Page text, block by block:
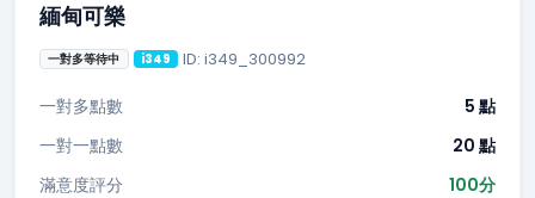
緬甸可樂
一對多等待中 i349 ID: i349_300992
一對多點數
5 點
一對一點數
20 點
滿意度評分
100分